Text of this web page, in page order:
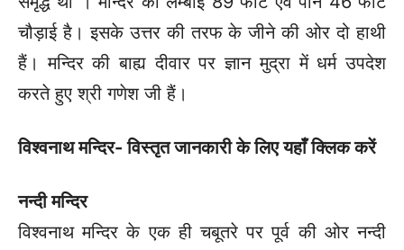
चौड़ाई है। इसके उत्तर की तरफ के जीने की ओर दो हाथी
हैं। मन्दिर की बाह्य दीवार पर ज्ञान मुद्रा में धर्म उपदेश
करते हुए श्री गणेश जी हैं।
विश्वनाथ मन्दिर- विस्तृत जानकारी के लिए यहाँ क्लिक करें
नन्दी मन्दिर
विश्वनाथ मन्दिर के एक ही चबूतरे पर पूर्व की ओर नन्दी